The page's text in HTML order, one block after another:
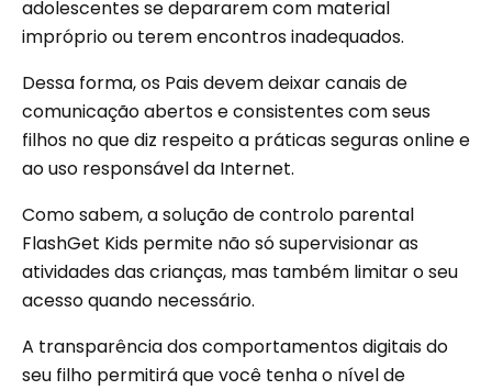
adolescentes se depararem com material
impróprio ou terem encontros inadequados.
Dessa forma, os Pais devem deixar canais de
comunicação abertos e consistentes com seus
filhos no que diz respeito a práticas seguras online e
ao uso responsável da Internet.
Como sabem, a solução de controlo parental
FlashGet Kids permite não só supervisionar as
atividades das crianças, mas também limitar o seu
acesso quando necessário.
A transparência dos comportamentos digitais do
seu filho permitirá que você tenha o nível de